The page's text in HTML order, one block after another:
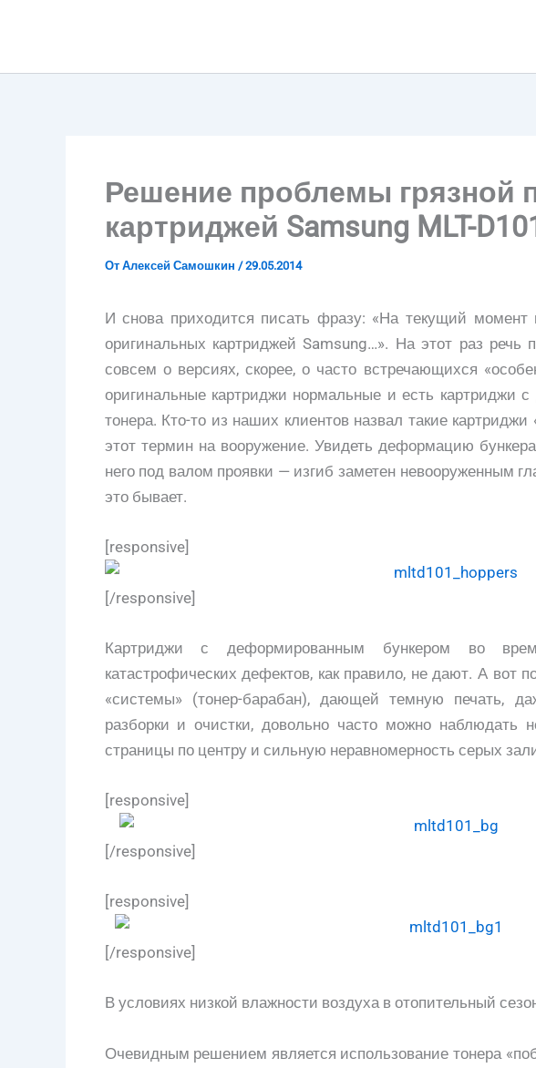
Решение проблемы грязной
картриджей Samsung MLT-
От Алексей Самошкин /29.05.2014
И снова приходится писать фразу: «На текущий момент
оригинальных картриджей Samsung…». На этот раз речь
совсем о версиях, скорее, о часто встречающихся
оригинальные картриджи нормальные и есть картриджи
тонера. Кто-то из наших клиентов назвал такие
этот термин на вооружение. Увидеть деформацию
него под валом проявки — изгиб заметен невооруженным
это бывает.
[responsive]
[/responsive]
Картриджи с деформированным бункером во
катастрофических дефектов, как правило, не дают. А вот
«системы» (тонер-барабан), дающей темную печать,
разборки и очистки, довольно часто можно наблюдать
страницы по центру и сильную неравномерность серых
[responsive]
[/responsive]
[responsive]
[/responsive]
В условиях низкой влажности воздуха в отопительный
Очевидным решением является использование тонера